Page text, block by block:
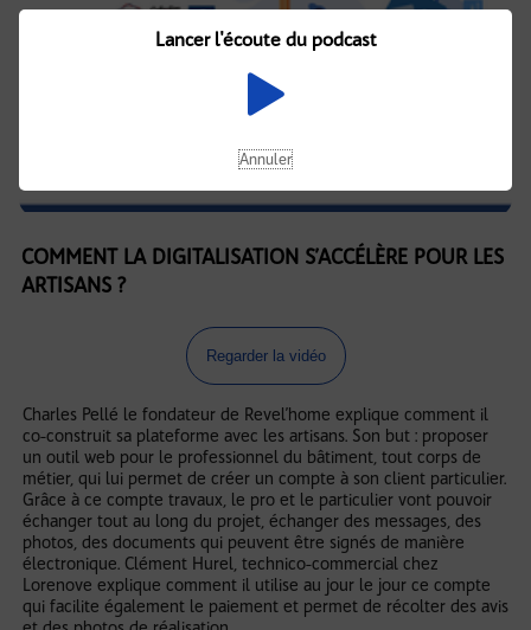
COMMENT LA DIGITALISATION S’ACCÉLÈRE POUR LES
ARTISANS ?
Regarder la vidéo
Charles Pellé le fondateur de Revel’home explique comment il
co-construit sa plateforme avec les artisans. Son but : proposer
un outil web pour le professionnel du bâtiment, tout corps de
métier, qui lui permet de créer un compte à son client particulier.
Grâce à ce compte travaux, le pro et le particulier vont pouvoir
échanger tout au long du projet, échanger des messages, des
photos, des documents qui peuvent être signés de manière
électronique. Clément Hurel, technico-commercial chez
Lorenove explique comment il utilise au jour le jour ce compte
qui facilite également le paiement et permet de récolter des avis
Lancer l'écoute du podcast
Annuler